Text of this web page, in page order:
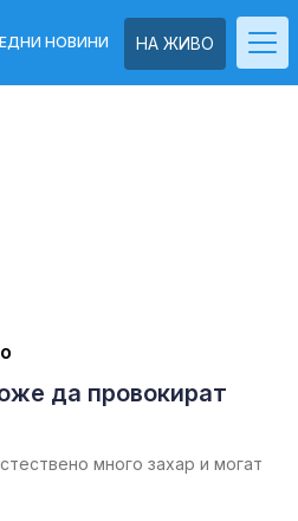
НА ЖИВО
НОВИНИ
да провокират
много захар и могат